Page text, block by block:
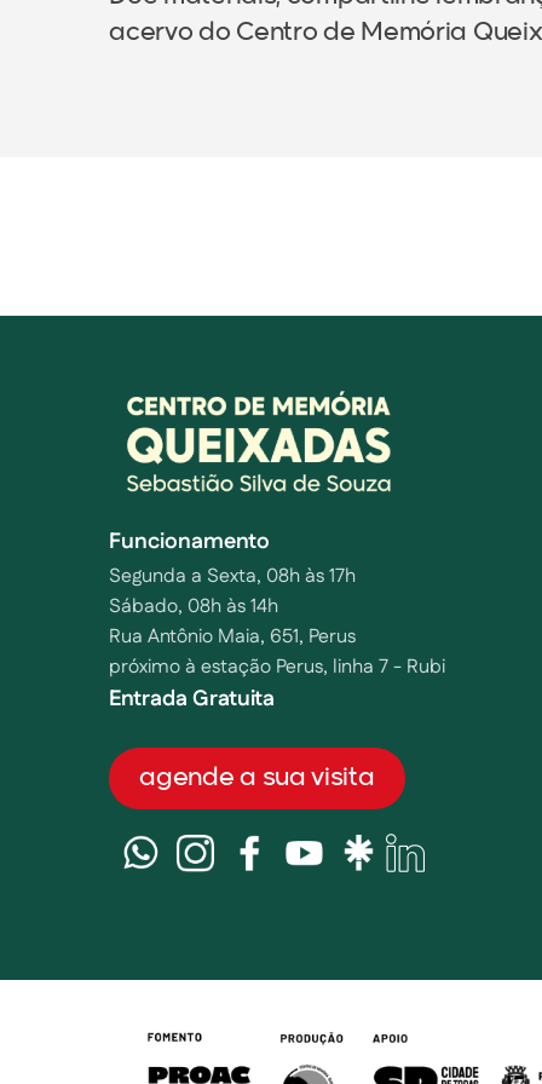
acervo do Centro de Memória
Funcionamento
Segunda a Sexta, 08h às 17h
Sábado, 08h às 14h
Rua Antônio Maia, 651, Perus
próximo à estação Perus, linha 7 - Rubi
Entrada Gratuita
agende a sua visita